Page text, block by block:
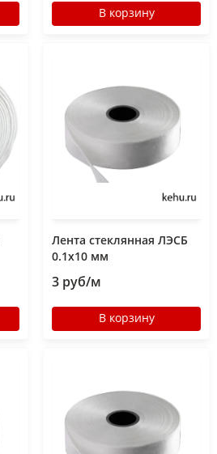
В корзину
Лента стеклянная ЛЭСБ
0.1х10 мм
3 руб/м
В корзину